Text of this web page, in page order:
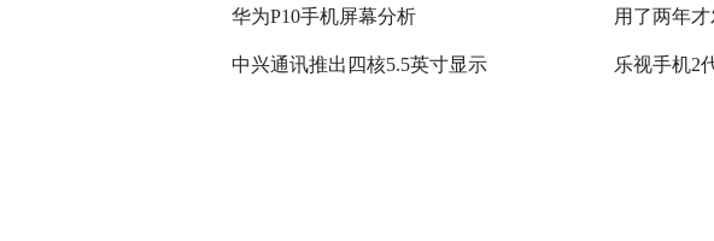
华为P10手机屏幕分析 用了两年
中兴通讯推出四核5.5英寸显示 乐视手机2